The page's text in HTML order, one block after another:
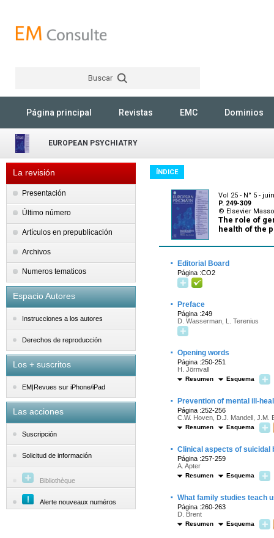
Buscar
Página principal Revistas EMC Dominios
EUROPEAN PSYCHIATRY
La revisión
Presentación
Último número
Artículos en prepublicación
Archivos
Numeros tematicos
Espacio Autores
Instrucciones a los autores
Derechos de reproducción
Los + suscritos
EM|Revues sur iPhone/iPad
Las acciones
Suscripción
Solicitud de información
Bibliothèque
Alerte nouveaux numéros
ÍNDICE
Vol 25 - N° 5 -
P. 249-309
© Elsevier
The role of
health of the
· Editorial Board
Página :CO2
· Preface
Página :249
D. Wasserman, L. Terenius
· Opening words
Página :250-251
H. Jörnvall
Resumen Esquema
· Prevention of mental ill-
Página :252-256
C.W. Hoven, D.J. Mandell, J.M.
Resumen Esquema
· Clinical aspects of suicidal
Página :257-259
A. Apter
Resumen Esquema
· What family studies teach
Página :260-263
D. Brent
Resumen Esquema